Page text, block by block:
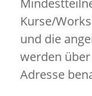
Kurse/
und die
werden über
Adresse